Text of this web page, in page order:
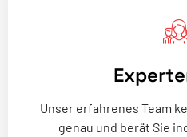
Unser erfahrenes Team
genau und berät Sie